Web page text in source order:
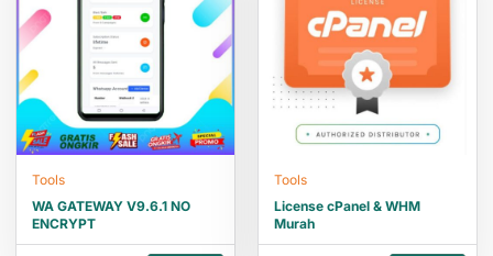
Tools
WA GATEWAY V9.6.1 NO
ENCRYPT
Tools
License cPanel & WHM
Murah